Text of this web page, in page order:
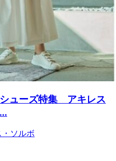
シューズ特集 アキレス
・ソルボ